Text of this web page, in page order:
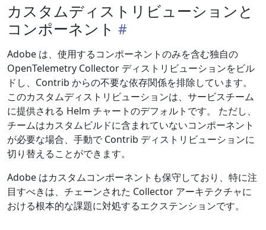
カスタムディストリビューションと
コンポーネント
Adobe は、使用するコンポーネントのみを含む独自の
OpenTelemetry Collector ディストリビューションをビル
ドし、Contrib からの不要な依存関係を排除しています。
このカスタムディストリビューションは、サービスチーム
に提供される Helm チャートのデフォルトです。 ただし、
チームはカスタムビルドに含まれていないコンポーネント
が必要な場合、手動で Contrib ディストリビューションに
切り替えることができます。
Adobe はカスタムコンポーネントも保守しており、特に注
目すべきは、チェーンされた Collector アーキテクチャに
おける根本的な課題に対処するエクステンションです。